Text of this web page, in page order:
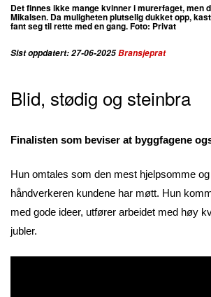
Det finnes ikke mange kvinner i murerfaget, men
Mikalsen. Da muligheten plutselig dukket opp,
fant seg til rette med en gang. Foto: Privat
Sist oppdatert: 27-06-2025Bransjeprat
Blid, stødig og steinbra
Finalisten som beviser at byggfagene
Hun omtales som den mest hjelpsomme
håndverkeren kundene har møtt. Hun
med gode ideer, utfører arbeidet med høy
jubler.